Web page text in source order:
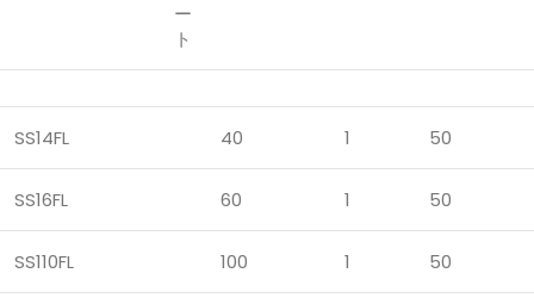
ー
ト
SS14FL 40 1 50
SS16FL 60 1 50
SS110FL 100 1 50